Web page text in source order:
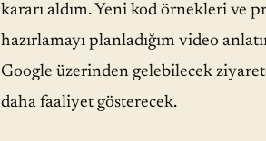
kararı aldım. Yeni kod örnekleri ve
hazırlamayı planladığım video
Google üzerinden gelebilecek
daha faaliyet gösterecek.